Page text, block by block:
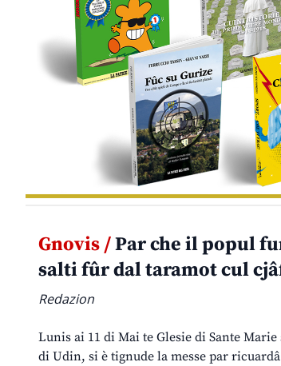
Gnovis /Par che il popul
salti fûr dal taramot cul
Redazion
Lunis ai 11 di Mai te Glesie di Sante
di Udin, si è tignude la messe par